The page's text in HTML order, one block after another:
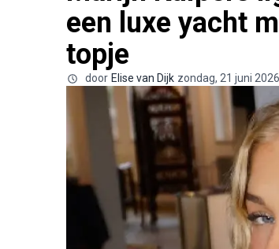
een luxe yacht
topje
door Elise van Dijk zondag, 21 juni